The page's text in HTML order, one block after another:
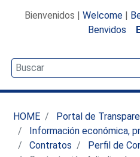
Bienvenidos | Welcome |
Benvidos
HOME
Portal de
Información económica,
Contratos
Perfil de